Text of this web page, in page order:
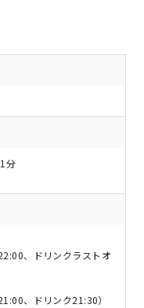
分
、ドリンクラストオ
、ドリンク21:30）